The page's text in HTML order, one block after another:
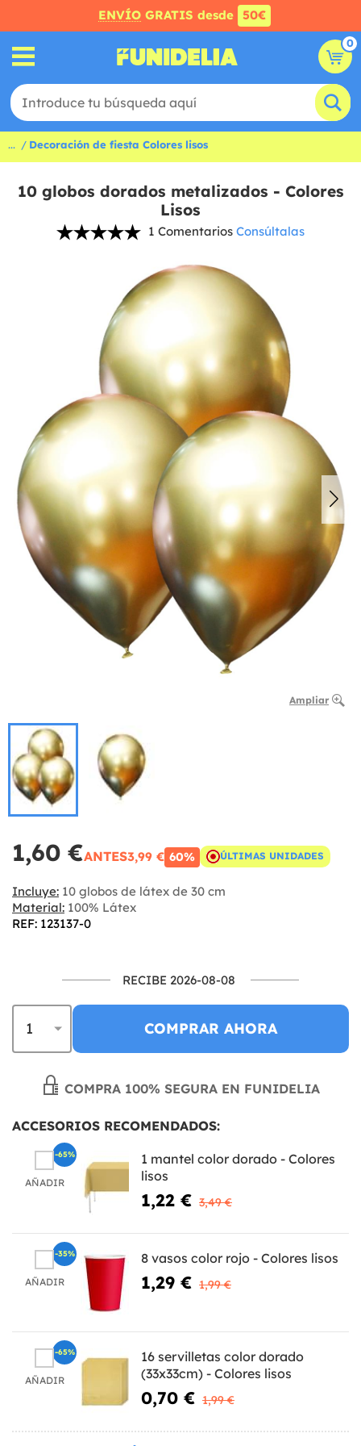
ENVÍO GRATIS desde 50€
0
... Decoración de fiesta Colores lisos
10 globos dorados metalizados - Colores
Lisos
1 Comentarios Consúltalas
Ampliar
1,60 €ANTES3,99 € 60% ÚLTIMAS UNIDADES
Incluye: 10 globos de látex de 30 cm
Material: 100% Látex
REF: 123137-0
RECIBE 2026-08-08
COMPRAR AHORA
COMPRA 100% SEGURA EN FUNIDELIA
ACCESORIOS RECOMENDADOS:
AÑADIR
1 mantel color dorado - Colores
lisos
1,22 € 3,49 €
-65%
AÑADIR
8 vasos color rojo - Colores lisos
1,29 € 1,99 €
-35%
AÑADIR
16 servilletas color dorado
(33x33cm) - Colores lisos
0,70 € 1,99 €
-65%